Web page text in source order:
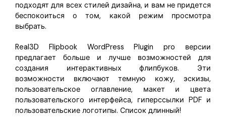
подходят для всех стилей дизайна, и вам не придется
беспокоиться о том, какой режим просмотра
выбрать.
Real3D Flipbook WordPress Plugin pro версии
предлагает больше и лучше возможностей для
создания интерактивных флипбуков. Эти
возможности включают темную кожу, эскизы,
пользовательское оглавление, макет и цвета
пользовательского интерфейса, гиперссылки PDF и
пользовательские логотипы. Список длинный!